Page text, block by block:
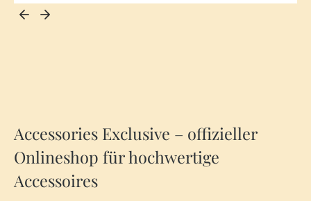
Accessories Exclusive – offizieller
Onlineshop für hochwertige
Accessoires